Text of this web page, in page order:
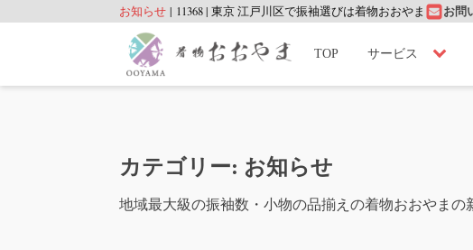
お知らせ | 11368| 東京 江戸川区で振袖選びは着物おおやま お問
TOP サービス
カテゴリー: お知らせ
地域最大級の振袖数・小物の品揃えの着物おおやまの